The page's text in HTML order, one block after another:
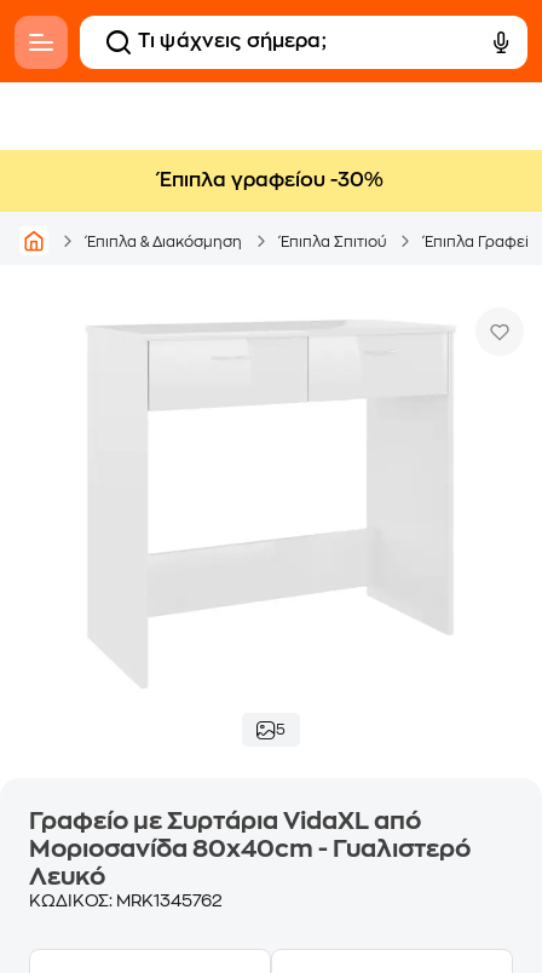
Έπιπλα γραφείου -30%
Έπιπλα & Διακόσμηση Έπιπλα Σπιτιού Έπιπλα
5
Γραφείο με Συρτάρια VidaXL από
Μοριοσανίδα 80x40cm - Γυαλιστερό
Λευκό
ΚΩΔΙΚΟΣ: MRK1345762